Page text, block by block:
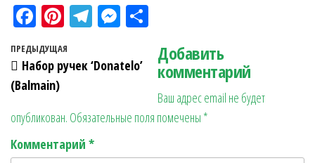
Fa
ce
bo
ok
Pi
nt
er
es
t
Te
gr
M
se
r
ра
в
ит
ь
Навигация по записям
Предыдущая запись
ПРЕДЫДУЩАЯ
Набор ручек ‘Donatelo’
(Balmain)
Добавить
комментарий
Ваш адрес email не будет
опубликован. Обязательные поля помечены *
Комментарий *